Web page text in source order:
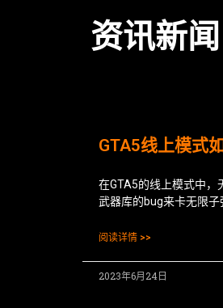
资讯新闻
GTA5线上模式
在GTA5的线上模式中，
武器库的bug来卡无限
阅读详情 >>
2023年6月24日